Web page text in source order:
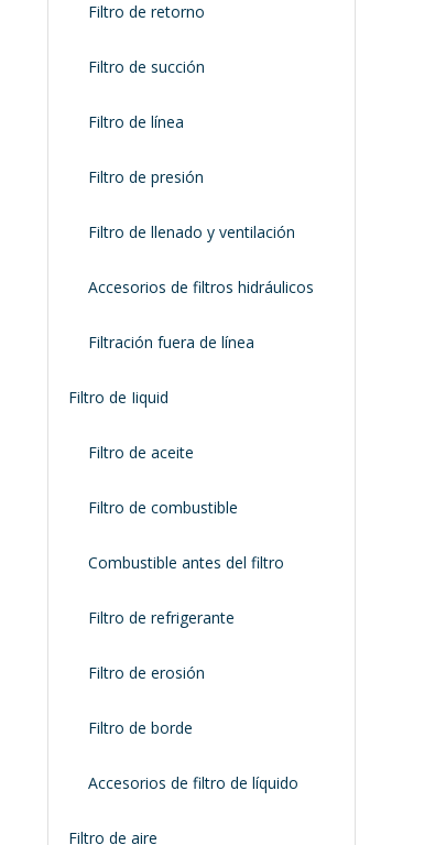
Filtro de retorno
Filtro de succión
Filtro de línea
Filtro de presión
Filtro de llenado y ventilación
Accesorios de filtros hidráulicos
Filtración fuera de línea
Filtro de Iiquid
Filtro de aceite
Filtro de combustible
Combustible antes del filtro
Filtro de refrigerante
Filtro de erosión
Filtro de borde
Accesorios de filtro de líquido
Filtro de aire